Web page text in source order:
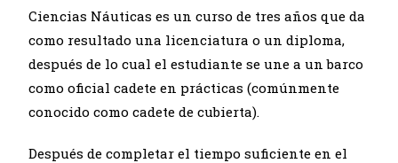
Ciencias Náuticas es un curso de tres años que da
como resultado una licenciatura o un diploma,
después de lo cual el estudiante se une a un barco
como oficial cadete en prácticas (comúnmente
conocido como cadete de cubierta).
Después de completar el tiempo suficiente en el